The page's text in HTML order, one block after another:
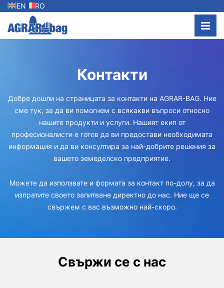
EN RO
Контакти
Добре дошли на страницата за контакти на AGRAR-BAG. Ние
сме тук, за да ви помогнем с всякакви въпроси относно
нашите продукти и услуги. Нашият екип от
професионалисти е готов да ви предостави необходимата
информация и да ви консултира за най-добрите решения за
вашето земеделско предприятие.
Можете да използвате и формата за контакт по-долу, за да
изпратите своето запитване директно до нас. Ние ще се
свържем с вас възможно най-скоро.
Свържи се с нас